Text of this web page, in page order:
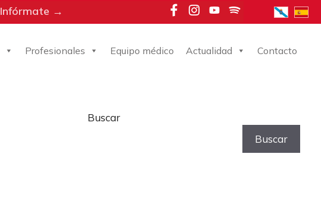
Infórmate →
Profesionales Equipo médico Actualidad Contacto
Buscar
Buscar